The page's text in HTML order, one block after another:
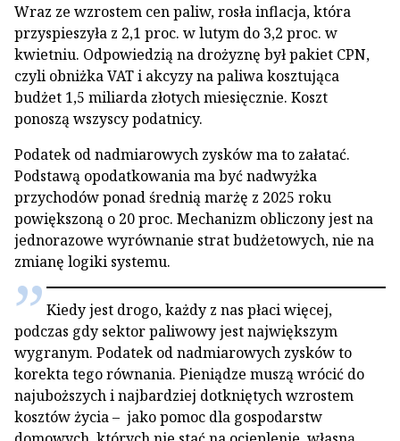
Wraz ze wzrostem cen paliw, rosła inflacja, która
przyspieszyła z 2,1 proc. w lutym do 3,2 proc. w
kwietniu. Odpowiedzią na drożyznę był pakiet CPN,
czyli obniżka VAT i akcyzy na paliwa kosztująca
budżet 1,5 miliarda złotych miesięcznie. Koszt
ponoszą wszyscy podatnicy.
Podatek od nadmiarowych zysków ma to załatać.
Podstawą opodatkowania ma być nadwyżka
przychodów ponad średnią marżę z 2025 roku
powiększoną o 20 proc. Mechanizm obliczony jest na
jednorazowe wyrównanie strat budżetowych, nie na
zmianę logiki systemu.
Kiedy jest drogo, każdy z nas płaci więcej,
podczas gdy sektor paliwowy jest największym
wygranym. Podatek od nadmiarowych zysków to
korekta tego równania. Pieniądze muszą wrócić do
najuboższych i najbardziej dotkniętych wzrostem
kosztów życia – jako pomoc dla gospodarstw